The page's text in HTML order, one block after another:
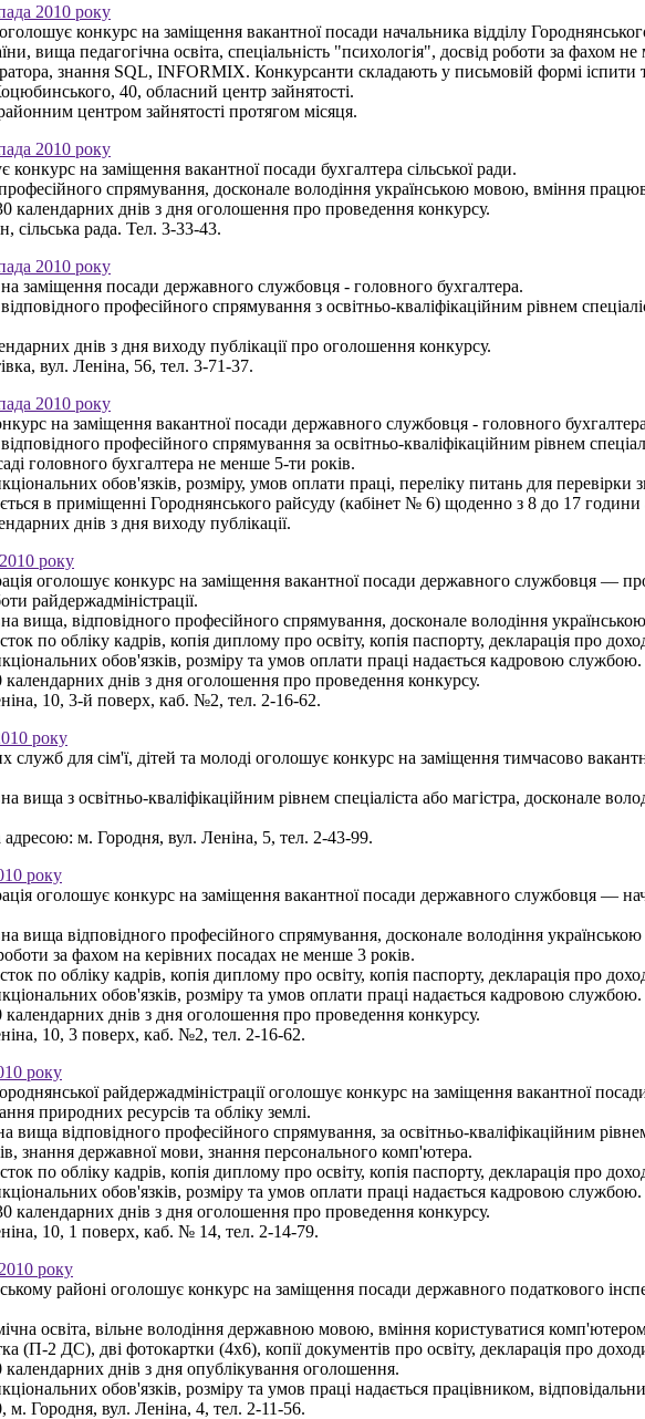
2010 року
конкурс на заміщення вакантної посади начальника відділу
вища педагогічна освіта, спеціальність "психологія", досвід роботи за
знання SQL, INFORMIX. Конкурсанти складають у письмовій формі
40, обласний центр зайнятості.
центром зайнятості протягом місяця.
2010 року
на заміщення вакантної посади бухгалтера сільської ради.
спрямування, досконале володіння українською мовою, вміння
календарних днів з дня оголошення про проведення конкурсу.
сільська рада. Тел. 3-33-43.
2010 року
заміщення посади державного службовця - головного бухгалтера.
професійного спрямування з освітньо-кваліфікаційним рівнем
днів з дня виходу публікації про оголошення конкурсу.
вул. Леніна, 56, тел. 3-71-37.
2010 року
на заміщення вакантної посади державного службовця - головного
професійного спрямування за освітньо-кваліфікаційним рівнем
головного бухгалтера не менше 5-ти років.
обов'язків, розміру, умов оплати праці, переліку питань для перевірки
в приміщенні Городнянського райсуду (кабінет № 6) щоденно з 8 до 17
днів з дня виходу публікації.
року
оголошує конкурс на заміщення вакантної посади державного службовця —
райдержадміністрації.
вища, відповідного професійного спрямування, досконале володіння
по обліку кадрів, копія диплому про освіту, копія паспорту, декларація про
обов'язків, розміру та умов оплати праці надається кадровою службою.
днів з дня оголошення про проведення конкурсу.
10, 3-й поверх, каб. №2, тел. 2-16-62.
року
для сім'ї, дітей та молоді оголошує конкурс на заміщення тимчасово
вища з освітньо-кваліфікаційним рівнем спеціаліста або магістра, досконале
м. Городня, вул. Леніна, 5, тел. 2-43-99.
року
оголошує конкурс на заміщення вакантної посади державного службовця —
вища відповідного професійного спрямування, досконале володіння
за фахом на керівних посадах не менше 3 років.
по обліку кадрів, копія диплому про освіту, копія паспорту, декларація про
обов'язків, розміру та умов оплати праці надається кадровою службою.
днів з дня оголошення про проведення конкурсу.
10, 3 поверх, каб. №2, тел. 2-16-62.
року
райдержадміністрації оголошує конкурс на заміщення вакантної
природних ресурсів та обліку землі.
відповідного професійного спрямування, за освітньо-кваліфікаційним рівнем
знання державної мови, знання персонального комп'ютера.
по обліку кадрів, копія диплому про освіту, копія паспорту, декларація про
обов'язків, розміру та умов оплати праці надається кадровою службою.
календарних днів з дня оголошення про проведення конкурсу.
10, 1 поверх, каб. № 14, тел. 2-14-79.
року
районі оголошує конкурс на заміщення посади державного податкового
освіта, вільне володіння державною мовою, вміння користуватися
(П-2 ДС), дві фотокартки (4х6), копії документів про освіту, декларація про
днів з дня опублікування оголошення.
обов'язків, розміру та умов праці надається працівником,
м. Городня, вул. Леніна, 4, тел. 2-11-56.